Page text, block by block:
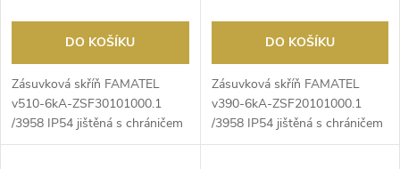
DO KOŠÍKU
Zásuvková skříň FAMATEL
v510-6kA-ZSF30101000.1
/3958 IP54 jištěná s chráničem
40/4/003 (ekonomická v...
DO KOŠÍKU
Zásuvková skříň FAMATEL
v390-6kA-ZSF20101000.1
/3958 IP54 jištěná s chráničem
40/4/003 (ekonomická v...